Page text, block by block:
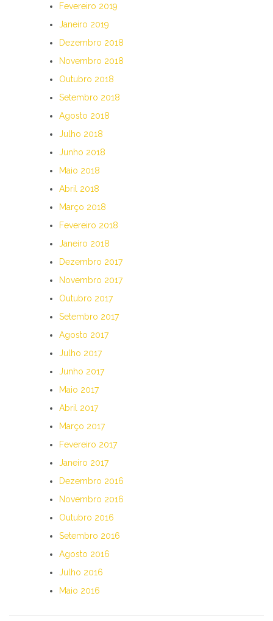
Fevereiro 2019
Janeiro 2019
Dezembro 2018
Novembro 2018
Outubro 2018
Setembro 2018
Agosto 2018
Julho 2018
Junho 2018
Maio 2018
Abril 2018
Março 2018
Fevereiro 2018
Janeiro 2018
Dezembro 2017
Novembro 2017
Outubro 2017
Setembro 2017
Agosto 2017
Julho 2017
Junho 2017
Maio 2017
Abril 2017
Março 2017
Fevereiro 2017
Janeiro 2017
Dezembro 2016
Novembro 2016
Outubro 2016
Setembro 2016
Agosto 2016
Julho 2016
Maio 2016